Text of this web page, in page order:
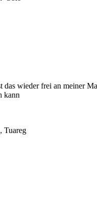
wieder frei an meiner
kann
Tuareg